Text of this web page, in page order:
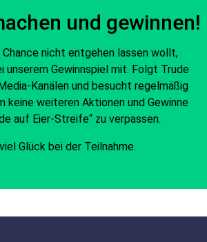
und gewinnen!
Chance nicht entgehen lassen wollt,
unserem Gewinnspiel mit. Folgt Trude
Kanälen und besucht regelmäßig
keine weiteren Aktionen und Gewinne
auf Eier-Streife“ zu verpassen.
Glück bei der Teilnahme.